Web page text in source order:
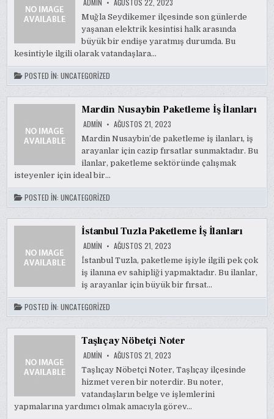
ADMIN AĞUSTOS 22, 2023
Muğla Seydikemer ilçesinde son günlerde
yaşanan elektrik kesintisi halk arasında
büyük bir endişe yaratmış durumda. Bu
kesintiyle ilgili olarak vatandaşlara…
POSTED IN:UNCATEGORIZED
Mardin Nusaybin Paketleme İş İlanları
ADMIN AĞUSTOS 21, 2023
Mardin Nusaybin’de paketleme iş ilanları, iş
arayanlar için cazip fırsatlar sunmaktadır. Bu
ilanlar, paketleme sektöründe çalışmak
isteyenler için ideal bir…
POSTED IN:UNCATEGORIZED
İstanbul Tuzla Paketleme İş İlanları
ADMIN AĞUSTOS 21, 2023
İstanbul Tuzla, paketleme işiyle ilgili pek çok
iş ilanına ev sahipliği yapmaktadır. Bu ilanlar,
iş arayanlar için büyük bir fırsat…
POSTED IN:UNCATEGORIZED
Taşlıçay Nöbetçi Noter
ADMIN AĞUSTOS 21, 2023
Taşlıçay Nöbetçi Noter, Taşlıçay ilçesinde
hizmet veren bir noterdir. Bu noter,
vatandaşların belge ve işlemlerini
yapmalarına yardımcı olmak amacıyla görev…